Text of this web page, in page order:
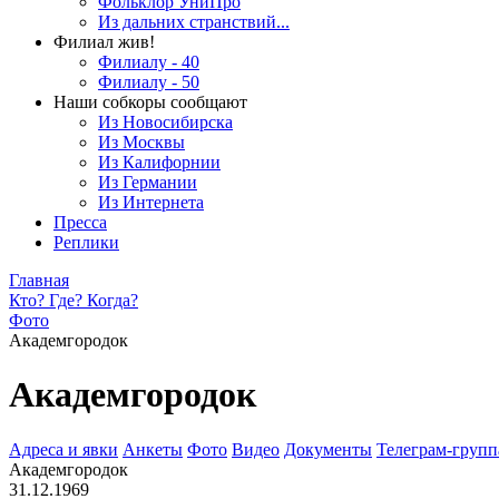
Из дальних странствий...
Филиал жив!
Филиалу - 40
Филиалу - 50
Наши собкоры сообщают
Из Новосибирска
Из Москвы
Из Калифорнии
Из Германии
Из Интернета
Пресса
Реплики
Главная
Кто? Где? Когда?
Фото
Академгородок
Академгородок
Адреса и явки Анкеты Фото Видео Документы Телеграм-
Академгородок
31.12.1969